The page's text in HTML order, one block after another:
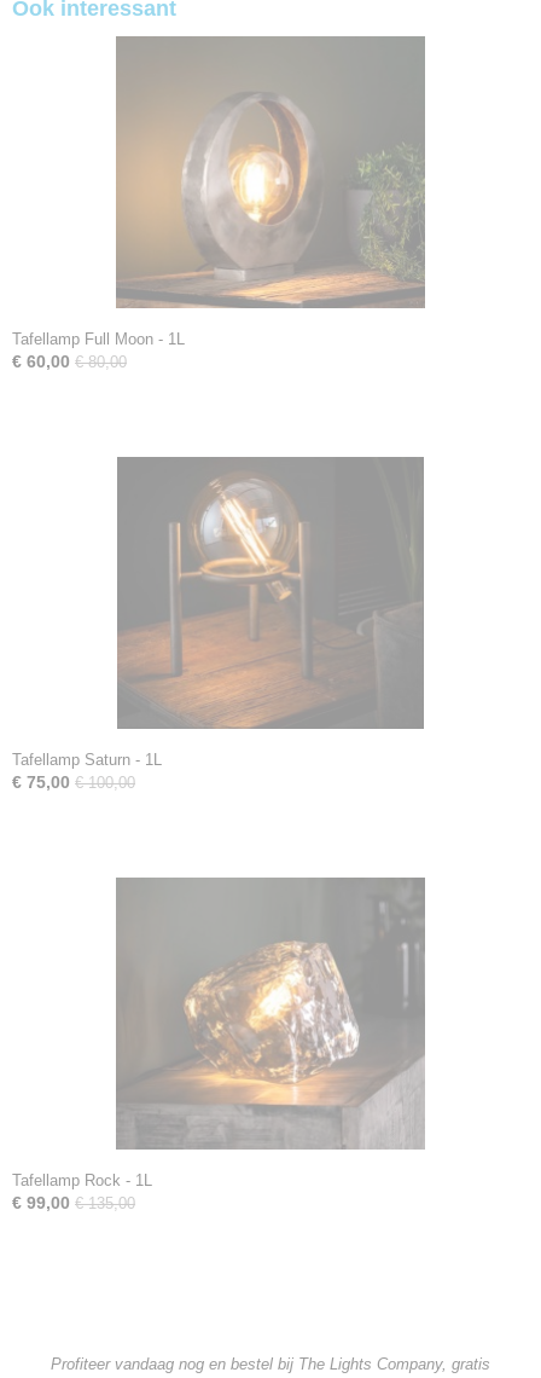
Ook interessant
Tafellamp Full Moon - 1L
€ 60,00 € 80,00
Tafellamp Saturn - 1L
€ 75,00 € 100,00
Tafellamp Rock - 1L
€ 99,00 € 135,00
Profiteer vandaag nog en bestel bij The Lights Company, gratis